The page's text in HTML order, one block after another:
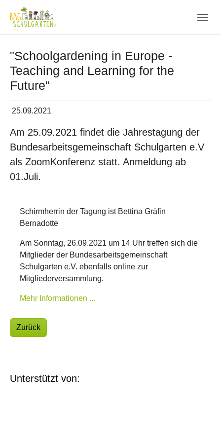
"Schoolgardening in Europe -
Teaching and Learning for the
Future"
25.09.2021
Am 25.09.2021 findet die Jahrestagung der
Bundesarbeitsgemeinschaft Schulgarten e.V
als ZoomKonferenz statt. Anmeldung ab
01.Juli.
Show larger version
Schirmherrin der Tagung ist Bettina Gräfin
Bernadotte
Am Sonntag, 26.09.2021 um 14 Uhr treffen sich die
Mitglieder der Bundesarbeitsgemeinschaft
Schulgarten e.V. ebenfalls online zur
Mitgliederversammlung.
Mehr Informationen ...
Zurück
Unterstützt von: